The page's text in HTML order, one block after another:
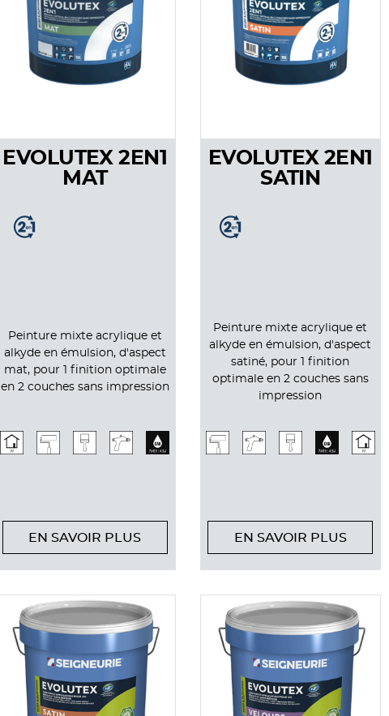
EVOLUTEX 2EN1
MAT
Peinture mixte acrylique et
alkyde en émulsion, d'aspect
mat, pour 1 finition optimale
en 2 couches sans impression
EN SAVOIR PLUS
EVOLUTEX 2EN1
SATIN
Peinture mixte acrylique et
alkyde en émulsion, d'aspect
satiné, pour 1 finition
optimale en 2 couches sans
impression
EN SAVOIR PLUS